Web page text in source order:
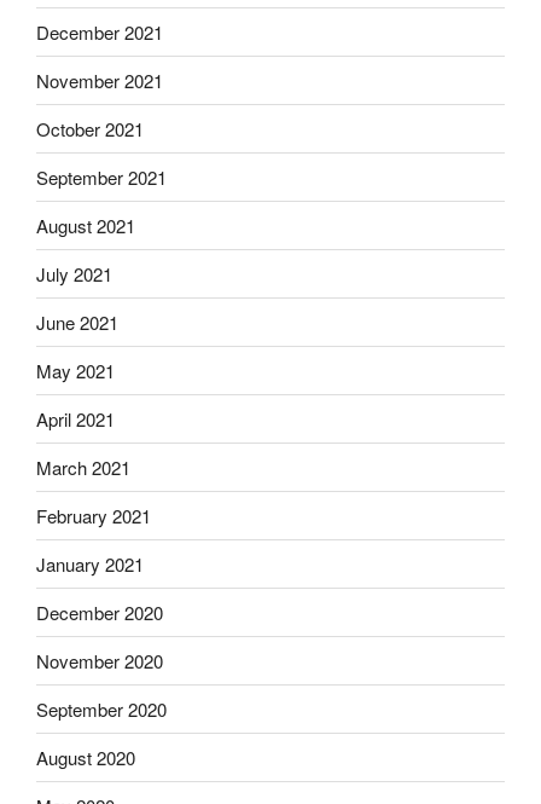
December 2021
November 2021
October 2021
September 2021
August 2021
July 2021
June 2021
May 2021
April 2021
March 2021
February 2021
January 2021
December 2020
November 2020
September 2020
August 2020